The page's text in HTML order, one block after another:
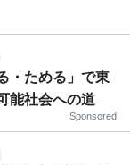
・ためる」で東
能社会への道
Sponsored